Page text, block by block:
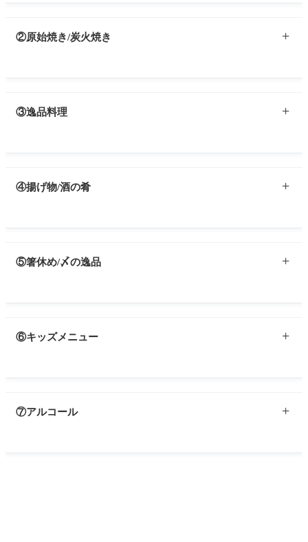
②原始焼き/炭火焼き
③逸品料理
④揚げ物/酒の肴
⑤箸休め/〆の逸品
⑥キッズメニュー
⑦アルコール